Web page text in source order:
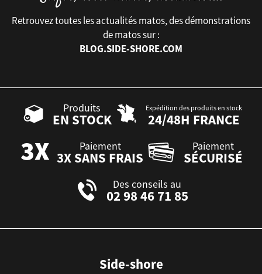
Retrouvez toutes les actualités matos, des démonstrations
de matos sur :
BLOG.SIDE-SHORE.COM
Produits
EN STOCK
Expédition des produits en stock
24/48H FRANCE
Paiement
3X SANS FRAIS
Paiement
SÉCURISÉ
Des conseils au
02 98 46 71 85
Side-shore